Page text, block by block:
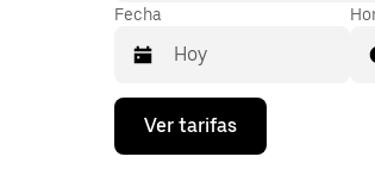
Fecha
Presiona
flecha
Ver tarifas